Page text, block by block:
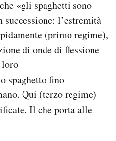
«gli spaghetti sono
l’estremità
(primo regime),
di onde di flessione
loro
spaghetto fino
Qui (terzo regime)
Il che porta alle